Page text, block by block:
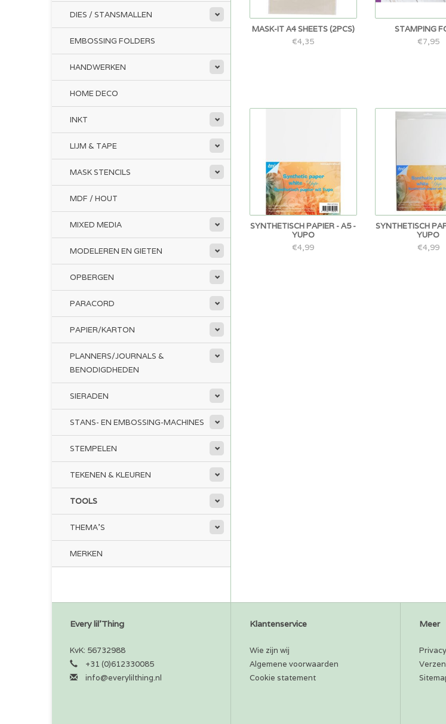
DIES / STANSMALLEN
EMBOSSING FOLDERS
HANDWERKEN
HOME DECO
INKT
LIJM & TAPE
MASK STENCILS
MDF / HOUT
MIXED MEDIA
MODELEREN EN GIETEN
OPBERGEN
PARACORD
PAPIER/KARTON
PLANNERS/JOURNALS &
BENODIGDHEDEN
SIERADEN
STANS- EN EMBOSSING-MACHINES
STEMPELEN
TEKENEN & KLEUREN
TOOLS
THEMA'S
MERKEN
MASK-IT A4 SHEETS (2PCS)
€4,35
STAMPING
€7,95
SYNTHETISCH PAPIER - A5 -
YUPO
€4,99
SYNTHETISCH
YUPO
€4,99
Every lil'Thing
KvK: 56732988
+31 (0)612330085
info@everylilthing.nl
Klantenservice
Wie zijn wij
Algemene voorwaarden
Cookie statement
Meer